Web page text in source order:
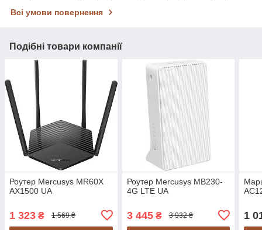
Всі умови повернення
Подібні товари компанії
Роутер Mercusys MR60X
AX1500 UA
1 323 ₴ 1 569 ₴
Роутер Mercusys MB230-
4G LTE UA
3 445₴ 3 932 ₴ 1